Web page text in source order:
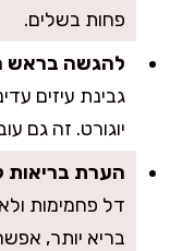
פחות בשלים.
להגשה בראש
גבינת עיזים
יוגורט. זה גם
הערת בריאות
דל פחמימות
בריא יותר,